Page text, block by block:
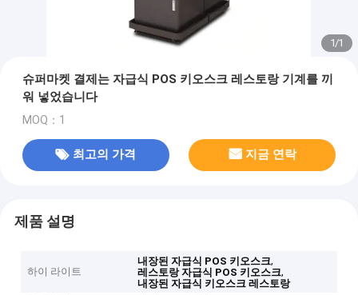
1/1
슈퍼마켓 결제는 자급식 POS 키오스크 레스토랑 기계를 끼
워 넣었습니다
MOQ：1
최고의 가격 지금 연락
제품 설명
하이 라이트
내장된 자급식 POS 키오스크,
레스토랑 자급식 POS 키오스크,
내장된 자급식 키오스크 레스토랑